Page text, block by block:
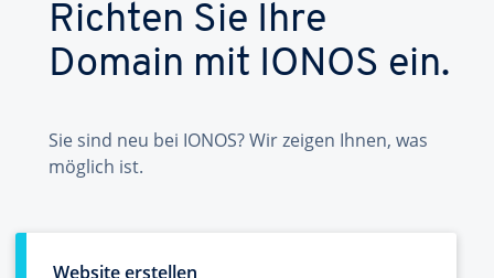
Richten Sie Ihre
Domain mit IONOS ein.
Sie sind neu bei IONOS? Wir zeigen Ihnen, was
möglich ist.
Website erstellen